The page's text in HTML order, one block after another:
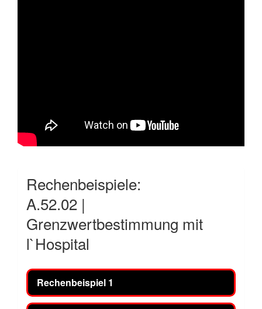
Rechenbeispiele:
A.52.02 |
Grenzwertbestimmung mit
l`Hospital
Rechenbeispiel 1